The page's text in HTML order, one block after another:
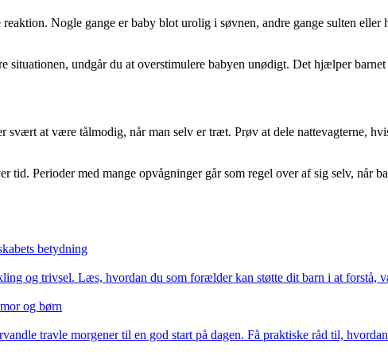
Nogle gange er baby blot urolig i søvnen, andre gange sulten
situationen, undgår du at overstimulere babyen unødigt. Det hjælper
svært at være tålmodig, når man selv er træt. Prøv at dele nattevagterne,
tid. Perioder med mange opvågninger går som regel over af sig selv, når
betydning
og trivsel. Læs, hvordan du som forælder kan støtte dit barn i at
og børn
travle morgener til en god start på dagen. Få praktiske råd til,